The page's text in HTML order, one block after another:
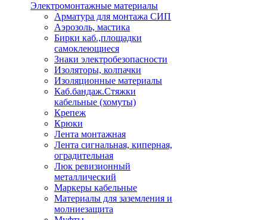
Электромонтажные материалы
Арматура для монтажа СИП
Аэрозоль, мастика
Бирки каб.,площадки
самоклеющиеся
Знаки электробезопасности
Изоляторы, колпачки
Изоляционные материалы
Каб.бандаж.Стяжки
кабельные (хомуты)
Крепеж
Крюки
Лента монтажная
Лента сигнальная, киперная,
оградительная
Люк ревизионный
металлический
Маркеры кабельные
Материалы для заземления и
молниезащита